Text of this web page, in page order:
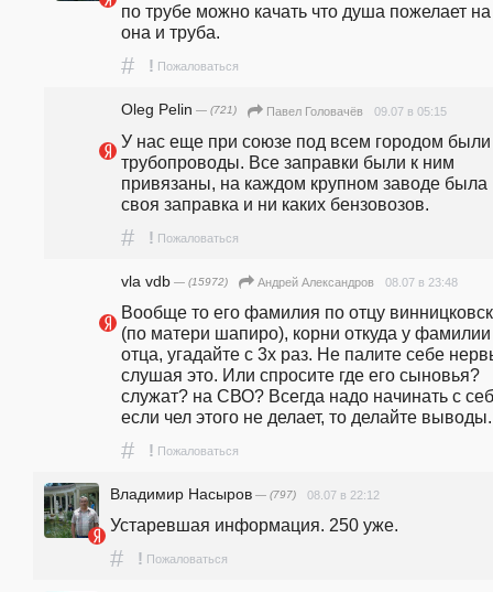
по трубе можно качать что душа пожелает на
она и труба.
# ! Пожаловаться
Oleg Pelin — (721) Павел Головачёв 09.07 в 05:15
У нас еще при союзе под всем городом были
трубопроводы. Все заправки были к ним
привязаны, на каждом крупном заводе была
своя заправка и ни каких бензовозов.
# ! Пожаловаться
vla vdb — (15972) Андрей Александров 08.07 в 23:48
Вообще то его фамилия по отцу
(по матери шапиро), корни откуда у фамилии
отца, угадайте с 3х раз. Не палите себе
слушая это. Или спросите где его сыновья?
служат? на СВО? Всегда надо начинать с
если чел этого не делает, то делайте выводы.
# ! Пожаловаться
Владимир Насыров — (797) 08.07 в 22:12
Устаревшая информация. 250 уже.
# ! Пожаловаться